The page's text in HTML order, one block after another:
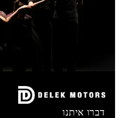
דברו איתנו